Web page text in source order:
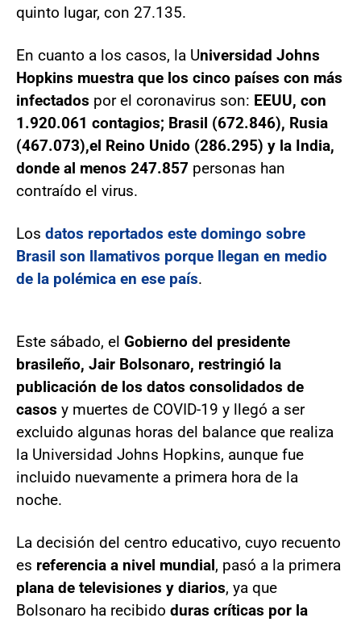
quinto lugar, con 27.135.
En cuanto a los casos, la Universidad Johns
Hopkins muestra que los cinco países con más
infectados por el coronavirus son: EEUU, con
1.920.061 contagios; Brasil (672.846), Rusia
(467.073),el Reino Unido (286.295) y la India,
donde al menos 247.857 personas han
contraído el virus.
Los datos reportados este domingo sobre
Brasil son llamativos porque llegan en medio
de la polémica en ese país.
Este sábado, el Gobierno del presidente
brasileño, Jair Bolsonaro, restringió la
publicación de los datos consolidados de
casos y muertes de COVID-19 y llegó a ser
excluido algunas horas del balance que realiza
la Universidad Johns Hopkins, aunque fue
incluido nuevamente a primera hora de la
noche.
La decisión del centro educativo, cuyo recuento
es referencia a nivel mundial, pasó a la primera
plana de televisiones y diarios, ya que
Bolsonaro ha recibido duras críticas por la